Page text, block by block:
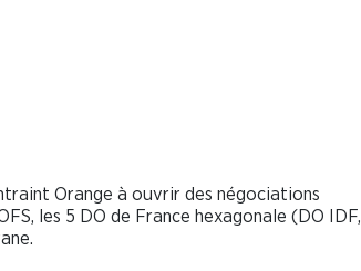
Orange à ouvrir des négociations
les 5 DO de France hexagonale (DO IDF,